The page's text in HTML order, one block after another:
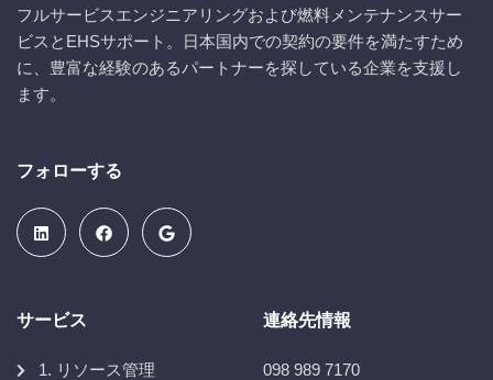
フルサービスエンジニアリングおよび燃料メンテナンスサー
ビスとEHSサポート。日本国内での契約の要件を満たすため
に、豊富な経験のあるパートナーを探している企業を支援し
ます。
フォローする
サービス
1. リソース管理
連絡先情報
098 989 7170